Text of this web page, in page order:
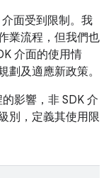
面受到限制。我
業流程，但我們也
介面的使用情
劃及適應新政策。
影響，非 SDK 介
別，定義其使用限